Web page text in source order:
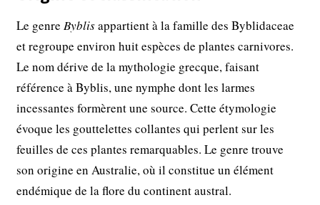
Le genreByblisappartient à la famille des Byblidaceae
et regroupe environ huit espèces de plantes carnivores.
Le nom dérive de la mythologie grecque, faisant
référence à Byblis, une nymphe dont les larmes
incessantes formèrent une source. Cette étymologie
évoque les gouttelettes collantes qui perlent sur les
feuilles de ces plantes remarquables. Le genre trouve
son origine en Australie, où il constitue un élément
endémique de la flore du continent austral.